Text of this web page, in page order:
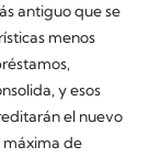
antiguo que se
menos
y esos
el nuevo
máxima de